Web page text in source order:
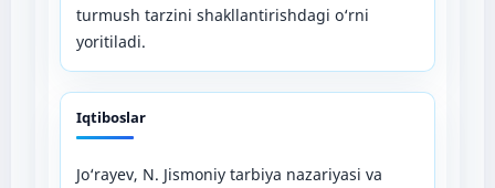
turmush tarzini shakllantirishdagi o‘rni
yoritiladi.
Iqtiboslar
Jo‘rayev, N. Jismoniy tarbiya nazariyasi va